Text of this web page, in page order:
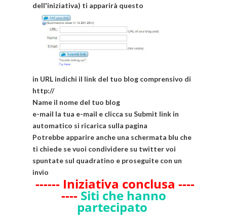
dell'iniziativa) ti apparirà questo
in URL indichi il link del tuo blog comprensivo di
http://
Name il nome del tuo blog
e-mail la tua e-mail e clicca su Submit link in
automatico si ricarica sulla pagina
Potrebbe apparire anche una schermata blu che
ti chiede se vuoi condividere su twitter voi
spuntate sul quadratino e proseguite con un
invio
------ Iniziativa conclusa ----
---- Siti che hanno
partecipato